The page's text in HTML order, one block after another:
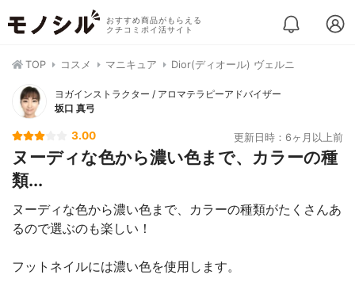
おすすめ商品がもらえる
クチコミポイ活サイト
TOP コスメ マニキュア Dior(ディオール) ヴェルニ
ヨガインストラクター / アロマテラピーアドバイザー
坂口 真弓
3.00 更新日時：6ヶ月以上前
ヌーディな色から濃い色まで、カラーの種
類...
ヌーディな色から濃い色まで、カラーの種類がたくさんあ
るので選ぶのも楽しい！
フットネイルには濃い色を使用します。